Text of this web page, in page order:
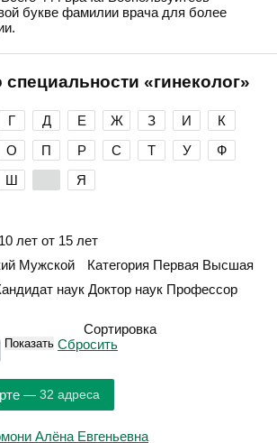
букве фамилии врача для более
специальности «гинеколог»
Г Д Е Ж З И
К
О П Р С Т У
Ф
Ш Я
лет от 15 лет
Мужской Категория Первая Высшая
наук Доктор наук Профессор
Сортировка
Показать Сбросить
— 32 адреса